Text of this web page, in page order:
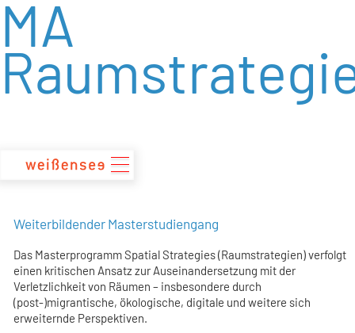
zum
Inhalt
MA
Weiterbildender Masterstudiengang
Das Masterprogramm Spatial Strategies (Raumstrategien) verfolgt
einen kritischen Ansatz zur Auseinandersetzung mit der
Verletzlichkeit von Räumen – insbesondere durch
(post-)migrantische, ökologische, digitale und weitere sich
erweiternde Perspektiven.